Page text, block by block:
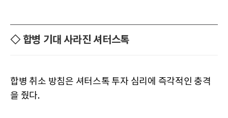
◇ 합병 기대 사라진 셔터스톡
합병 취소 방침은 셔터스톡 투자 심리에 즉각적인 충격
을 줬다.